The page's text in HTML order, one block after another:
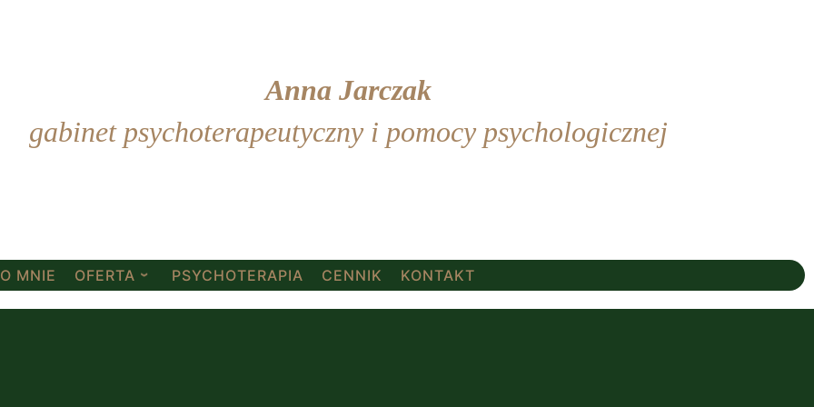
Anna Jarczak
gabinet psychoterapeutyczny i pomocy psychologicznej
O MNIE OFERTA PSYCHOTERAPIA CENNIK KONTAKT